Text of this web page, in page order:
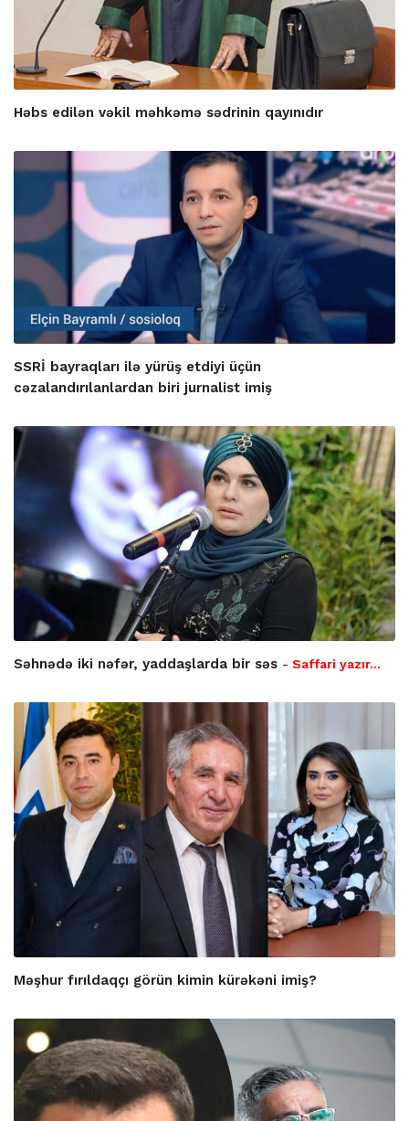
Həbs edilən vəkil məhkəmə sədrinin qayınıdır
SSRİ bayraqları ilə yürüş etdiyi üçün
cəzalandırılanlardan biri jurnalist imiş
Səhnədə iki nəfər, yaddaşlarda bir səs - Saffari yazır…
Məşhur fırıldaqçı görün kimin kürəkəni imiş?